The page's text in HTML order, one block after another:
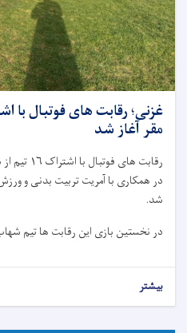
مقر آغاز شد
رقابت
در همکاری با آمریت تربیت بدنی و
شد.
در نخستین بازی این رقابت ها تیم
بیشتر